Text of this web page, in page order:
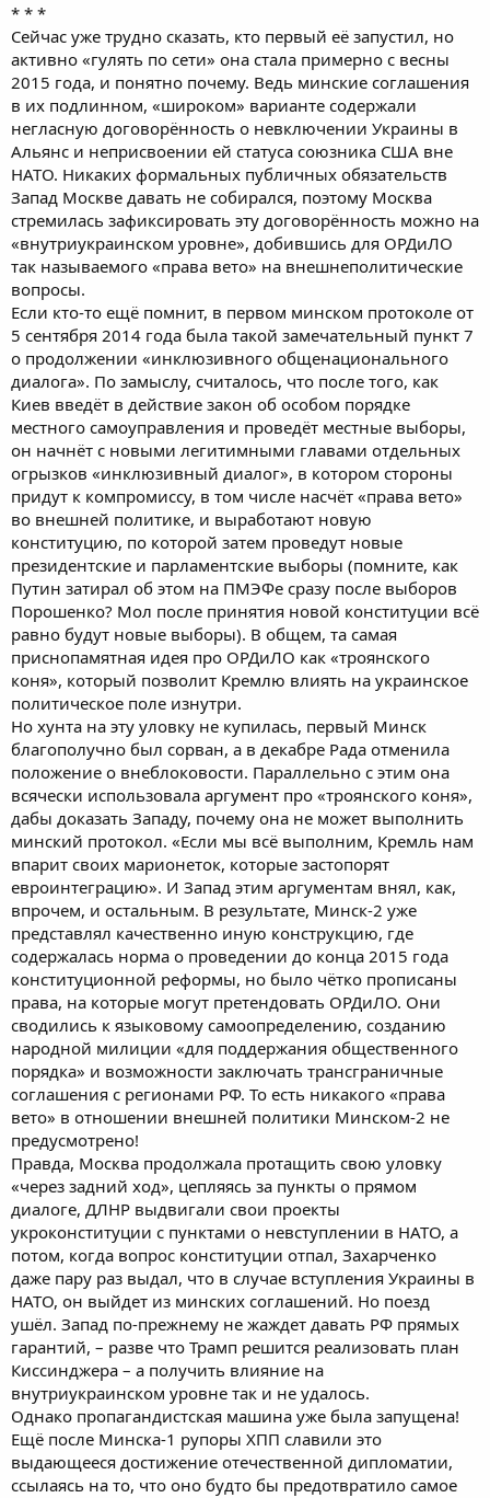
* * *
Сейчас уже трудно сказать, кто первый её запустил, но
активно «гулять по сети» она стала примерно с весны
2015 года, и понятно почему. Ведь минские соглашения
в их подлинном, «широком» варианте содержали
негласную договорённость о невключении Украины в
Альянс и неприсвоении ей статуса союзника США вне
НАТО. Никаких формальных публичных обязательств
Запад Москве давать не собирался, поэтому Москва
стремилась зафиксировать эту договорённость можно на
«внутриукраинском уровне», добившись для ОРДиЛО
так называемого «права вето» на внешнеполитические
вопросы.
Если кто-то ещё помнит, в первом минском протоколе от
5 сентября 2014 года была такой замечательный пункт 7
о продолжении «инклюзивного общенационального
диалога». По замыслу, считалось, что после того, как
Киев введёт в действие закон об особом порядке
местного самоуправления и проведёт местные выборы,
он начнёт с новыми легитимными главами отдельных
огрызков «инклюзивный диалог», в котором стороны
придут к компромиссу, в том числе насчёт «права вето»
во внешней политике, и выработают новую
конституцию, по которой затем проведут новые
президентские и парламентские выборы (помните, как
Путин затирал об этом на ПМЭФе сразу после выборов
Порошенко? Мол после принятия новой конституции всё
равно будут новые выборы). В общем, та самая
приснопамятная идея про ОРДиЛО как «троянского
коня», который позволит Кремлю влиять на украинское
политическое поле изнутри.
Но хунта на эту уловку не купилась, первый Минск
благополучно был сорван, а в декабре Рада отменила
положение о внеблоковости. Параллельно с этим она
всячески использовала аргумент про «троянского коня»,
дабы доказать Западу, почему она не может выполнить
минский протокол. «Если мы всё выполним, Кремль нам
впарит своих марионеток, которые застопорят
евроинтеграцию». И Запад этим аргументам внял, как,
впрочем, и остальным. В результате, Минск-2 уже
представлял качественно иную конструкцию, где
содержалась норма о проведении до конца 2015 года
конституционной реформы, но было чётко прописаны
права, на которые могут претендовать ОРДиЛО. Они
сводились к языковому самоопределению, созданию
народной милиции «для поддержания общественного
порядка» и возможности заключать трансграничные
соглашения с регионами РФ. То есть никакого «права
вето» в отношении внешней политики Минском-2 не
предусмотрено!
Правда, Москва продолжала протащить свою уловку
«через задний ход», цепляясь за пункты о прямом
диалоге, ДЛНР выдвигали свои проекты
укроконституции с пунктами о невступлении в НАТО, а
потом, когда вопрос конституции отпал, Захарченко
даже пару раз выдал, что в случае вступления Украины в
НАТО, он выйдет из минских соглашений. Но поезд
ушёл. Запад по-прежнему не жаждет давать РФ прямых
гарантий, – разве что Трамп решится реализовать план
Киссинджера – а получить влияние на
внутриукраинском уровне так и не удалось.
Однако пропагандистская машина уже была запущена!
Ещё после Минска-1 рупоры ХПП славили это
выдающееся достижение отечественной дипломатии,
ссылаясь на то, что оно будто бы предотвратило самое